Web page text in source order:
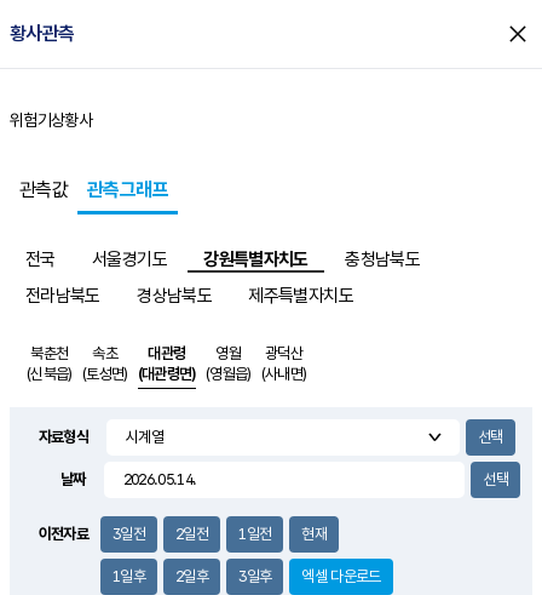
황사관측 close
홈
위험기상황사
관측값 관측그래프
전국 서울경기도 강원특별자치도
충청남북도
전라남북도
경상남북도 제주특별자치도
북춘천
(신북읍)
속초
(토성면)
대관령
(대관령면)
영월
(영월읍)
광덕산
(사내면)
자료형식
날짜
이전자료 3일전 2일전 1일전 현재
1일후 2일후 3일후 엑셀 다운로드